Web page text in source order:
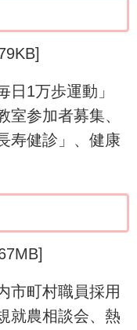
日1万歩運動」
室参加者募集、
寿健診」、健康
市町村職員採用
就農相談会、熱